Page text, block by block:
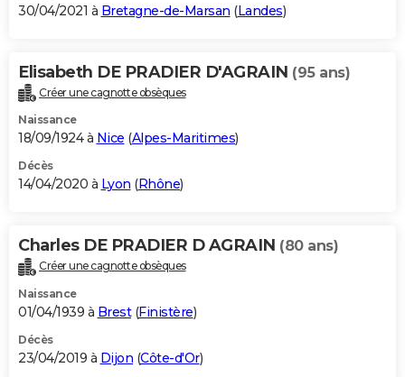
30/04/2021 à Bretagne-de-Marsan (Landes)
Elisabeth DE PRADIER D'AGRAIN (95 ans)
Créer une cagnotte obsèques
Naissance
18/09/1924 à Nice (Alpes-Maritimes)
Décès
14/04/2020 à Lyon (Rhône)
Charles DE PRADIER D AGRAIN (80 ans)
Créer une cagnotte obsèques
Naissance
01/04/1939 à Brest(Finistère)
Décès
23/04/2019 à Dijon (Côte-d'Or)